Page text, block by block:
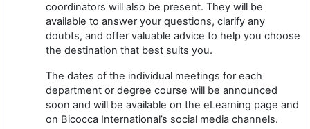
coordinators will also be present. They will be
available to answer your questions, clarify any
doubts, and offer valuable advice to help you choose
the destination that best suits you.
The dates of the individual meetings for each
department or degree course will be announced
soon and will be available on the eLearning page and
on Bicocca International’s social media channels.